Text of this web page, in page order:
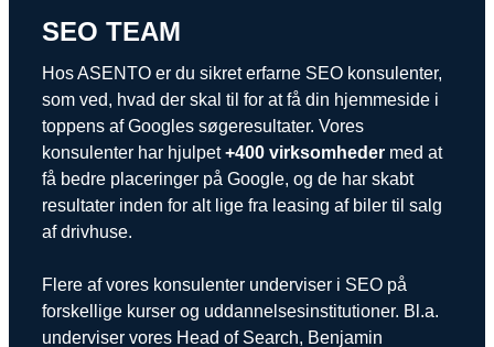
SEO TEAM
Hos ASENTO er du sikret erfarne SEO konsulenter,
som ved, hvad der skal til for at få din hjemmeside i
toppens af Googles søgeresultater. Vores
konsulenter har hjulpet+400 virksomhedermed at
få bedre placeringer på Google, og de har skabt
resultater inden for alt lige fra leasing af biler til salg
af drivhuse.
Flere af vores konsulenter underviser i SEO på
forskellige kurser og uddannelsesinstitutioner. Bl.a.
underviser vores Head of Search, Benjamin